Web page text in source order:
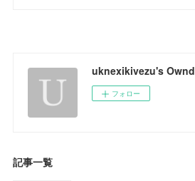
uknexikivezu's Ownd
フォロー
記事一覧